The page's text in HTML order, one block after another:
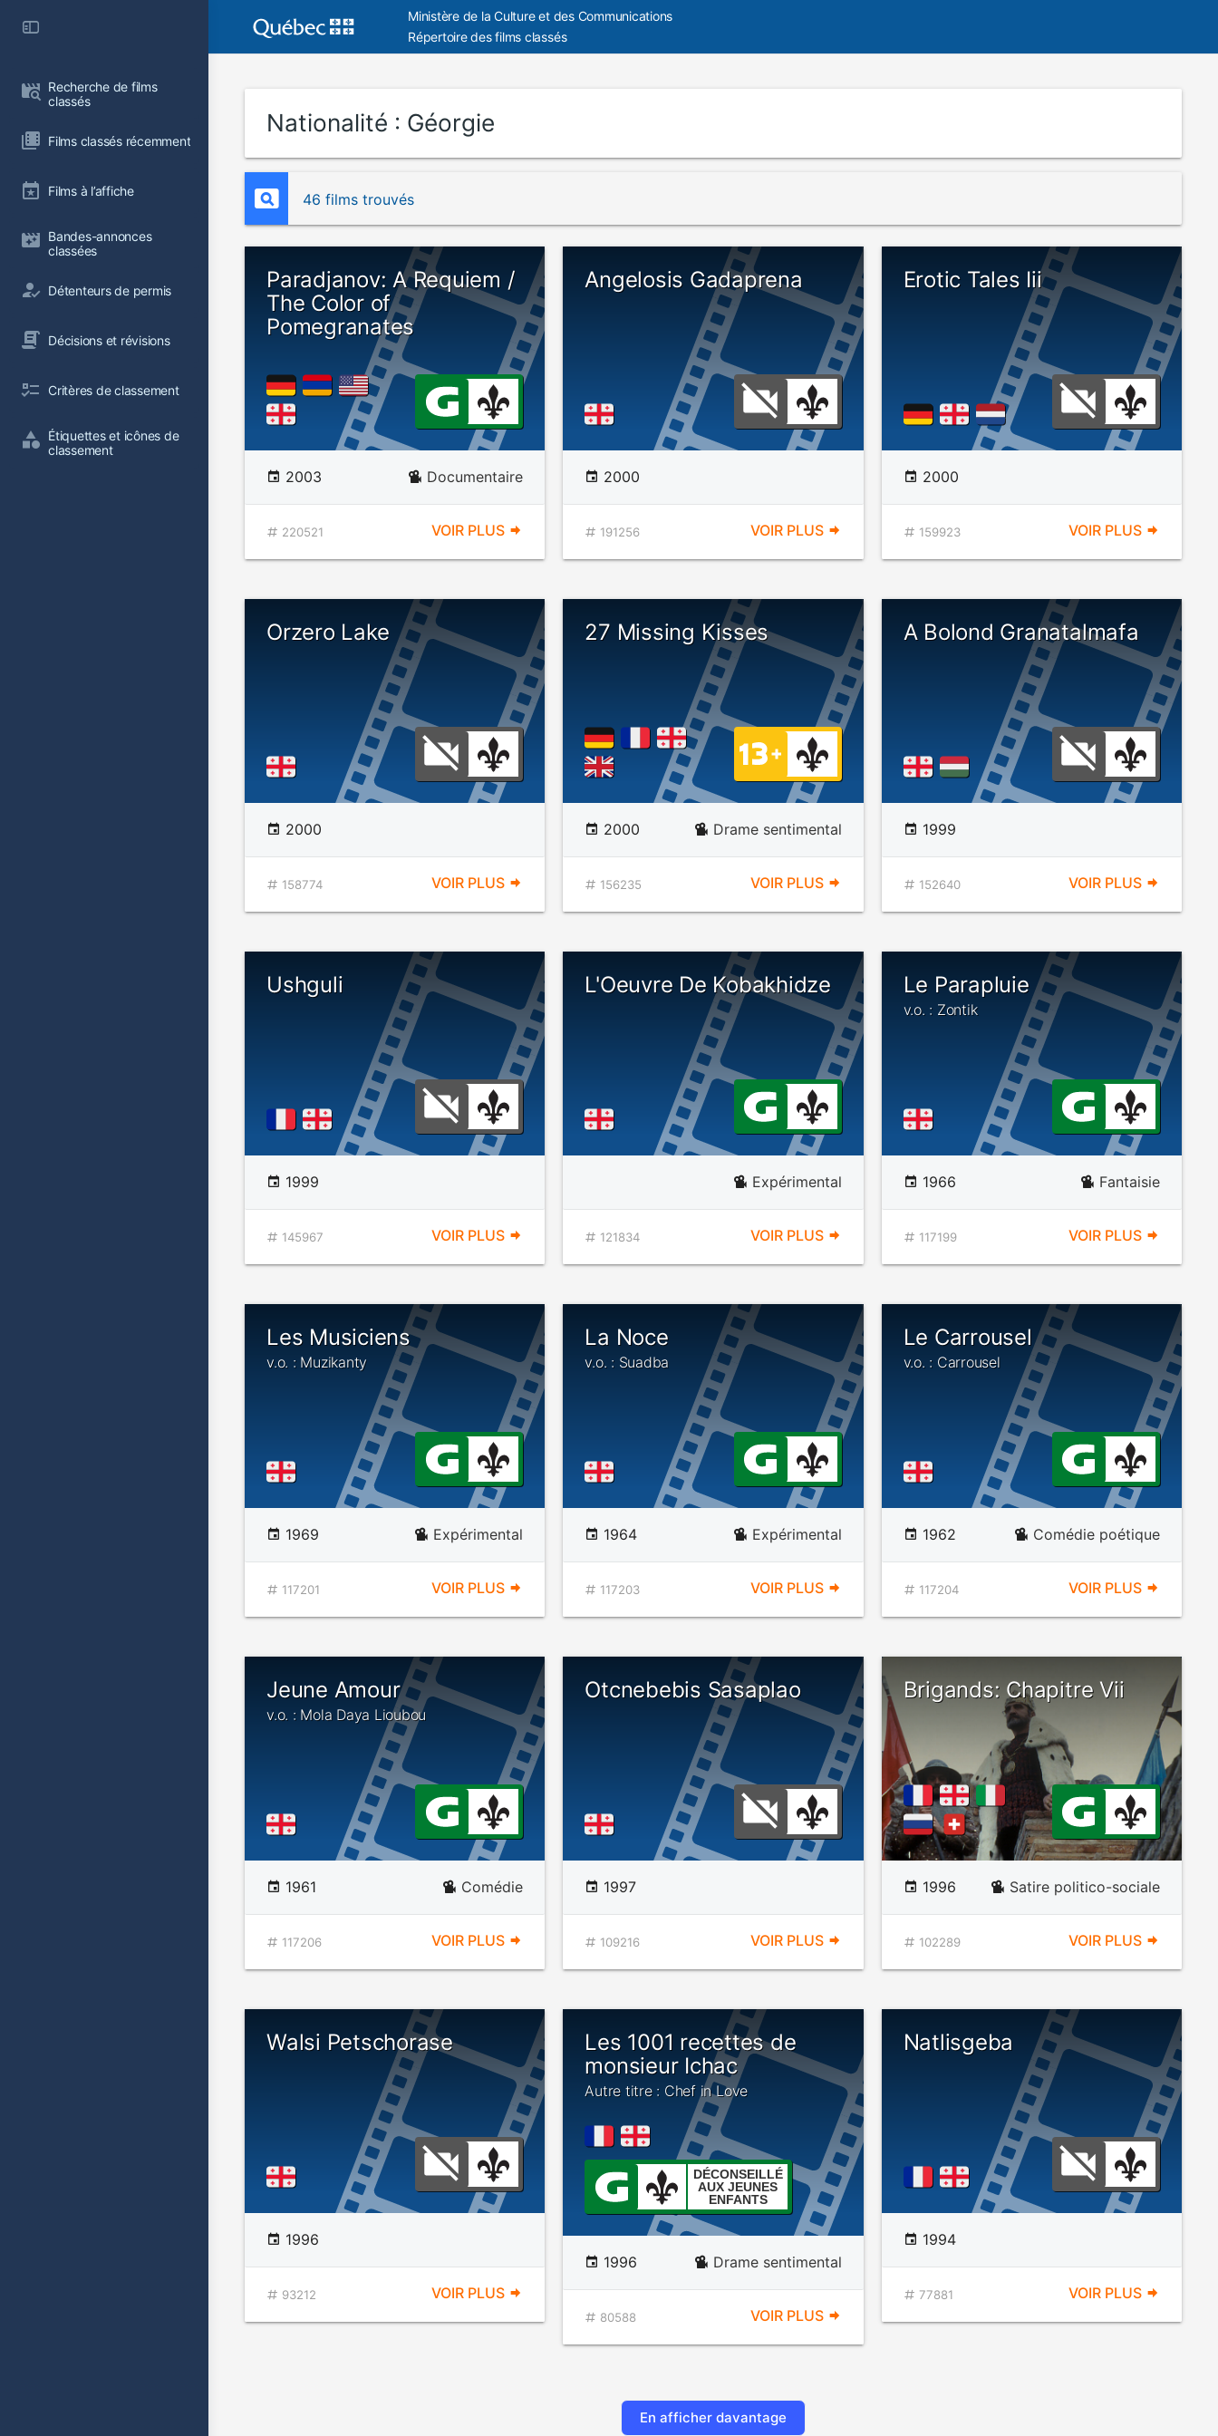
Recherche de films
classés
Films classés récemment
Films à l’affiche
Bandes-annonces
classées
Détenteurs de permis
Décisions et révisions
Critères de classement
Étiquettes et icônes de
classement
Ministère de la Culture et des Communications
Répertoire des films classés
Nationalité : Géorgie
46 films trouvés
Paradjanov: A Requiem /
The Color of
Pomegranates
2003 Documentaire
220521 VOIR PLUS
Angelosis Gadaprena
2000
191256 VOIR PLUS
Erotic Tales Iii
2000
159923 VOIR PLUS
Orzero Lake
2000
158774 VOIR PLUS
27 Missing Kisses
2000 Drame sentimental
156235 VOIR PLUS
A Bolond Granatalmafa
1999
152640 VOIR PLUS
Ushguli
1999
145967 VOIR PLUS
L'Oeuvre De Kobakhidze
Expérimental
121834 VOIR PLUS
Le Parapluie
v.o. : Zontik
1966 Fantaisie
117199 VOIR PLUS
Les Musiciens
v.o. : Muzikanty
1969 Expérimental
117201 VOIR PLUS
La Noce
v.o. : Suadba
1964 Expérimental
117203 VOIR PLUS
Le Carrousel
v.o. : Carrousel
1962 Comédie poétique
117204 VOIR PLUS
Jeune Amour
v.o. : Mola Daya Lioubou
1961 Comédie
117206 VOIR PLUS
Otcnebebis Sasaplao
1997
109216 VOIR PLUS
Brigands: Chapitre Vii
1996 Satire politico-sociale
102289 VOIR PLUS
Walsi Petschorase
1996
93212 VOIR PLUS
Les 1001 recettes de
monsieur Ichac
Autre titre : Chef in Love
DÉCONSEILLÉ
AUX JEUNES
ENFANTS
1996 Drame sentimental
80588 VOIR PLUS
Natlisgeba
1994
77881 VOIR PLUS
En afficher davantage